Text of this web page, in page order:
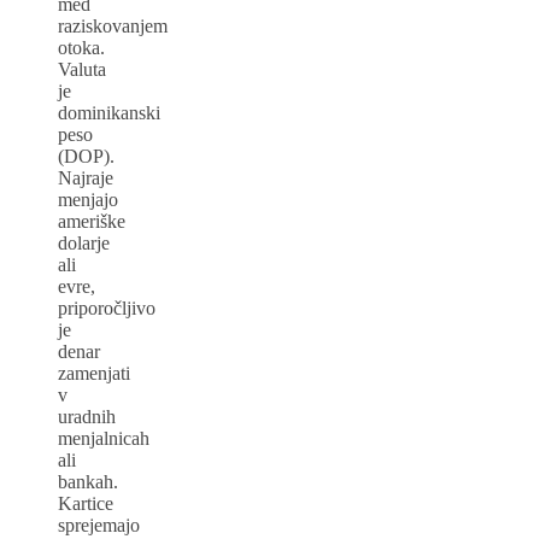
med
raziskovanjem
otoka.
Valuta
je
dominikanski
peso
(DOP).
Najraje
menjajo
ameriške
dolarje
ali
evre,
priporočljivo
je
denar
zamenjati
v
uradnih
menjalnicah
ali
bankah.
Kartice
sprejemajo